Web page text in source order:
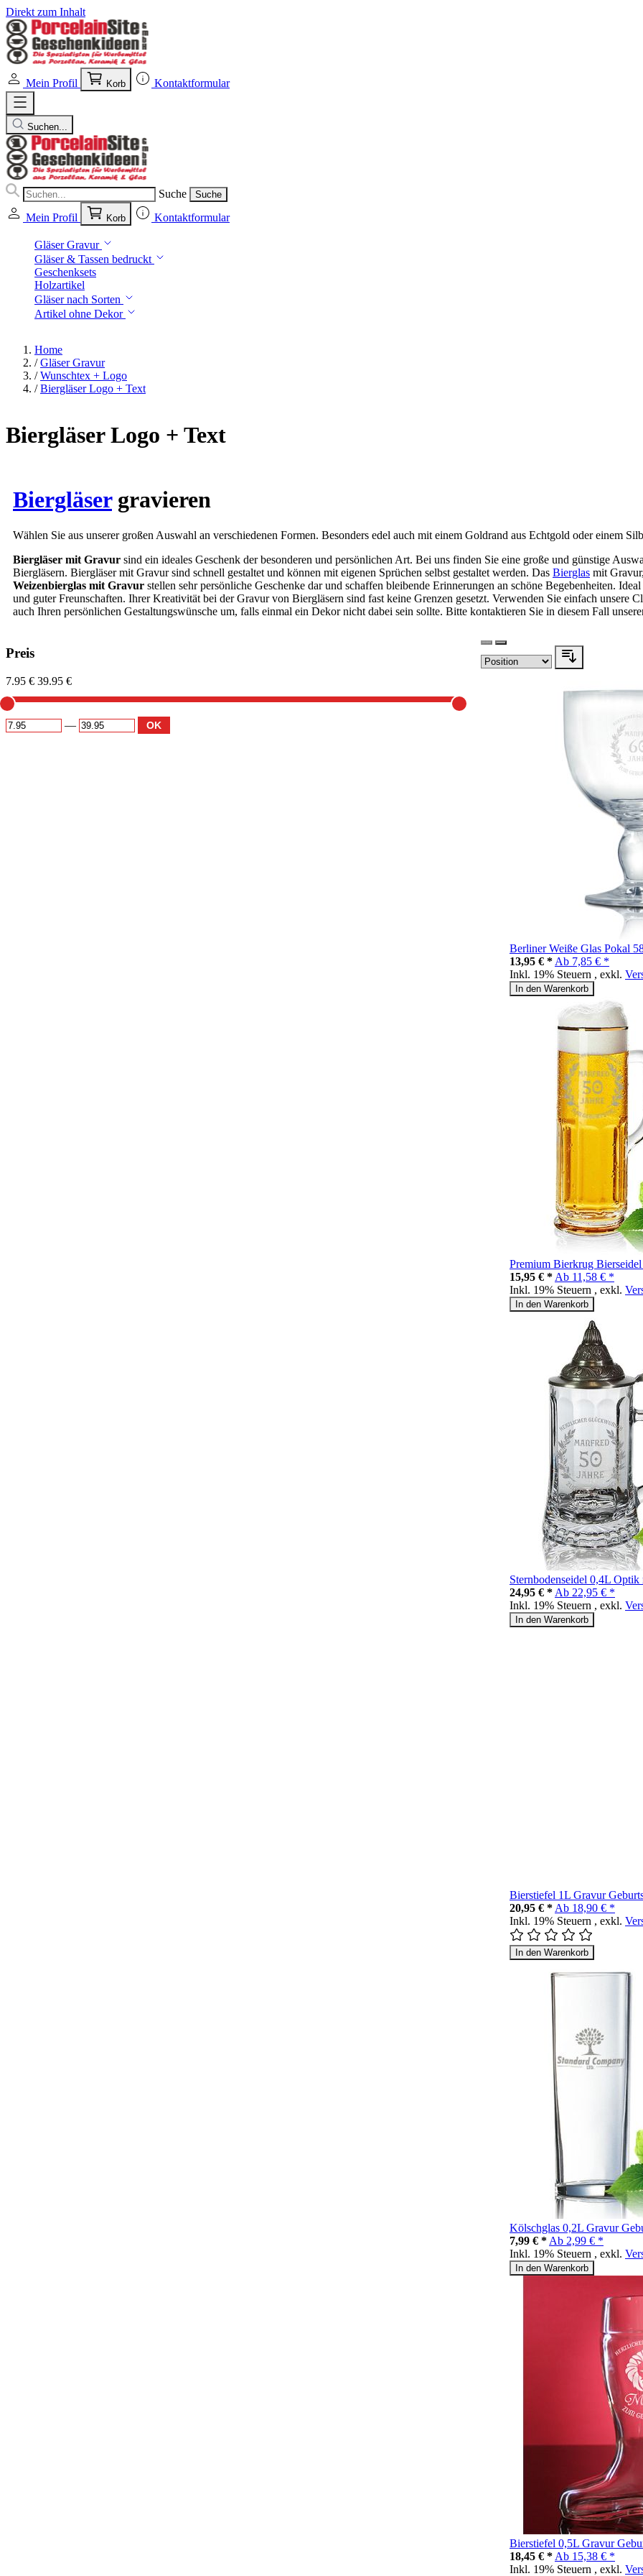
Direkt zum Inhalt
Mein Profil Korb Kontaktformular
Suchen...
Suche Suche
Mein Profil Korb Kontaktformular
Gläser Gravur
Gläser & Tassen bedruckt
Geschenksets
Holzartikel
Gläser nach Sorten
Artikel ohne Dekor
Home
/ Gläser Gravur
/ Wunschtex + Logo
/ Biergläser Logo + Text
Biergläser Logo + Text
Biergläsergravieren
Wählen Sie aus unserer großen Auswahl an verschiedenen Formen. Besonders edel auch mit einem Goldrand aus Echtgold oder einem
Biergläser mit Gravur sind ein ideales Geschenk der besonderen und persönlichen Art. Bei uns finden Sie eine große und günstige
Biergläsern. Biergläser mit Gravur sind schnell gestaltet und können mit eigenen Sprüchen selbst gestaltet werden. Das Bierglas mit
Weizenbierglas mit Gravur stellen sehr persönliche Geschenke dar und schaffen bleibende Erinnerungen an schöne Begebenheiten.
und guter Freunschaften. Ihrer Kreativität bei der Gravur von Biergläsern sind fast keine Grenzen gesetzt. Verwenden Sie einfach unsere
auch Ihren persönlichen Gestaltungswünsche um, falls einmal ein Dekor nicht dabei sein sollte. Bitte kontaktieren Sie in diesem Fall
Preis
7.95 € 39.95 €
— OK
Berliner Weiße Glas Pokal
13,95 € * Ab 7,85 € *
Inkl. 19% Steuern , exkl.
In den Warenkorb
Premium Bierkrug
15,95 € * Ab 11,58 € *
Inkl. 19% Steuern , exkl.
In den Warenkorb
Sternbodenseidel 0,4L
24,95 € * Ab 22,95 € *
Inkl. 19% Steuern , exkl.
In den Warenkorb
Bierstiefel 1L Gravur
20,95 € * Ab 18,90 € *
Inkl. 19% Steuern , exkl.
In den Warenkorb
Kölschglas 0,2L Gravur
7,99 € * Ab 2,99 € *
Inkl. 19% Steuern , exkl.
In den Warenkorb
Bierstiefel 0,5L Gravur
18,45 € * Ab 15,38 € *
Inkl. 19% Steuern , exkl.